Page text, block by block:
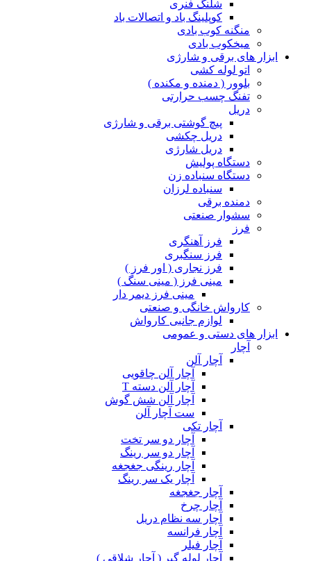
شلنگ فنری
کوپلینگ باد و اتصالات باد
منگنه کوب بادی
میخکوب بادی
ابزار های برقی و شارژی
اتو لوله کشی
بلوور ( دمنده و مکنده )
تفنگ چسب حرارتی
دریل
پیچ گوشتی برقی و شارژی
دریل چکشی
دریل شارژی
دستگاه پولیش
دستگاه سنباده زن
سنباده لرزان
دمنده برقی
سشوار صنعتی
فرز
فرز آهنگری
فرز سنگبری
فرز نجاری ( اور فرز )
مینی فرز ( مینی سنگ )
مینی فرز دیمر دار
کارواش خانگی و صنعتی
لوازم جانبی کارواش
ابزار های دستی و عمومی
آچار
آچار آلن
آچار آلن چاقویی
آچار آلن دسته T
آچار آلن شش گوش
ست آچار آلن
آچار تکی
آچار دو سر تخت
آچار دو سر رینگ
آچار رینگی جغجغه
آچار یک سر رینگ
آچار جغجغه
آچار چرخ
آچار سه نظام دریل
آچار فرانسه
آچار فیلر
آچار لوله گیر ( آچار شلاقی )